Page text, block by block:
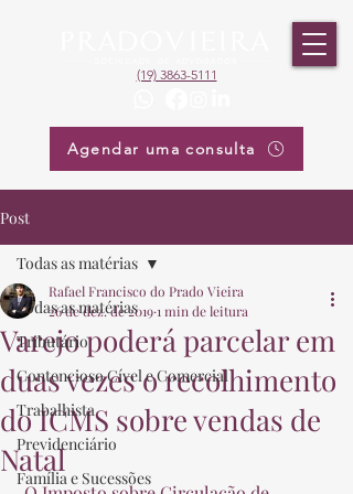
(19) 3863-5111
Agendar uma consulta
Post
Todas as matérias
Tributário
Contencioso Cível e Comercial
Trabalhista
Previdenciário
Família e Sucessões
Todas as matérias
Varejo poderá parcelar em
duas vezes o recolhimento
do ICMS sobre vendas de
Natal
Rafael Francisco do Prado Vieira
26 de dez. de 20191 min de leitura